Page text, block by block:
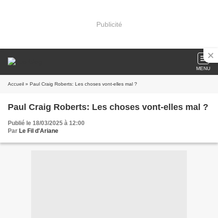
Publicité
MENU
Accueil » Paul Craig Roberts: Les choses vont-elles mal ?
Paul Craig Roberts: Les choses vont-elles mal ?
Publié le 18/03/2025 à 12:00
Par Le Fil d'Ariane